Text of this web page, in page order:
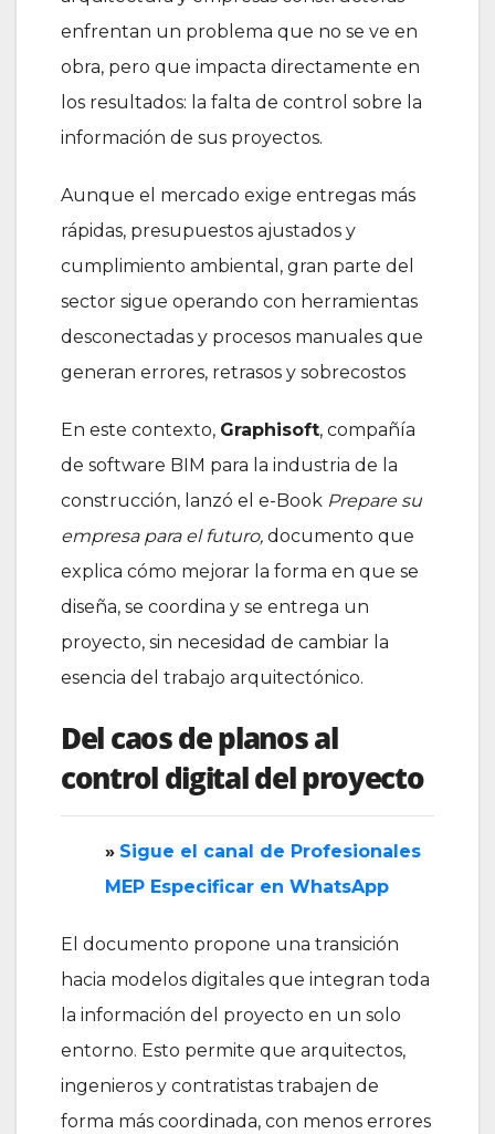
enfrentan un problema que no se ve en
obra, pero que impacta directamente en
los resultados: la falta de control sobre la
información de sus proyectos.
Aunque el mercado exige entregas más
rápidas, presupuestos ajustados y
cumplimiento ambiental, gran parte del
sector sigue operando con herramientas
desconectadas y procesos manuales que
generan errores, retrasos y sobrecostos
En este contexto, Graphisoft, compañía
de software BIM para la industria de la
construcción, lanzó el e-Book Prepare su
empresa para el futuro, documento que
explica cómo mejorar la forma en que se
diseña, se coordina y se entrega un
proyecto, sin necesidad de cambiar la
esencia del trabajo arquitectónico.
Del caos de planos al
control digital del proyecto
» ‎Sigue el canal de Profesionales
MEP Especificar en WhatsApp
El documento propone una transición
hacia modelos digitales que integran toda
la información del proyecto en un solo
entorno. Esto permite que arquitectos,
ingenieros y contratistas trabajen de
forma más coordinada, con menos errores